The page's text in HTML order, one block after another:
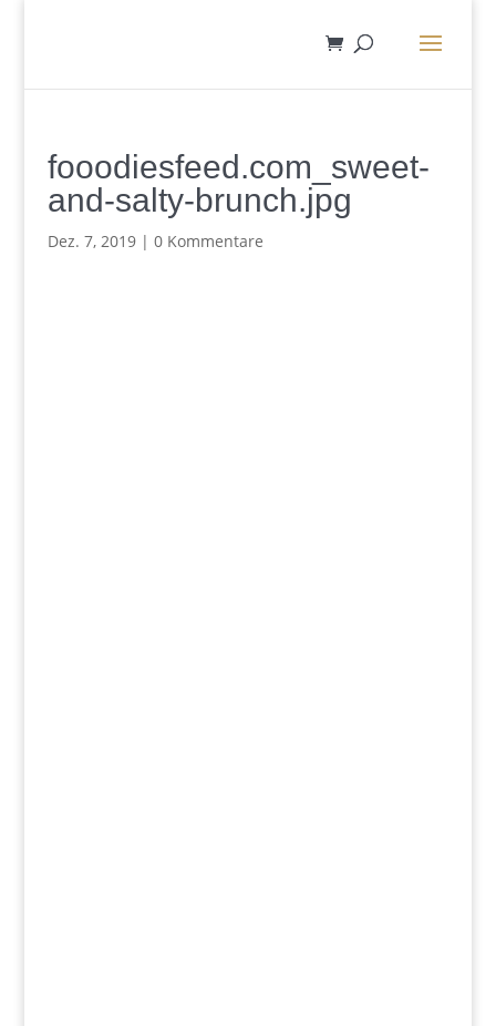
fooodiesfeed.com_sweet-
and-salty-brunch.jpg
Dez. 7, 2019| 0 Kommentare